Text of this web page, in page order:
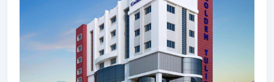
Beristirahatlah setelah seharian beraktivitas dan
nikmatilah pusat kebugaran, kolam renang luar
ruangan. Temukan semua yang Kolkata tawarkan
dengan membuat Hotel De Sovrani sebagai tempat
persinggahan Anda.